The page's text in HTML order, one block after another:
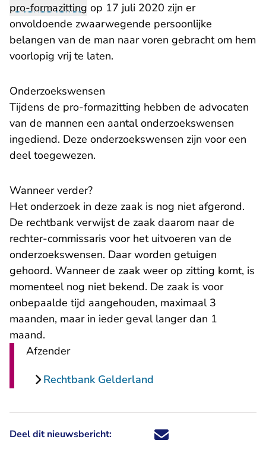
pro-formazitting op 17 juli 2020 zijn er
onvoldoende zwaarwegende persoonlijke
belangen van de man naar voren gebracht om hem
voorlopig vrij te laten.
Onderzoekswensen
Tijdens de pro-formazitting hebben de advocaten
van de mannen een aantal onderzoekswensen
ingediend. Deze onderzoekswensen zijn voor een
deel toegewezen.
Wanneer verder?
Het onderzoek in deze zaak is nog niet afgerond.
De rechtbank verwijst de zaak daarom naar de
rechter-commissaris voor het uitvoeren van de
onderzoekswensen. Daar worden getuigen
gehoord. Wanneer de zaak weer op zitting komt, is
momenteel nog niet bekend. De zaak is voor
onbepaalde tijd aangehouden, maximaal 3
maanden, maar in ieder geval langer dan 1
maand.
Afzender
Rechtbank Gelderland
Deel dit nieuwsbericht: Deel dit nieuwsbericht via X -
Deel dit nieuwsbericht via
Deel dit nieuwsbericht
Deel dit